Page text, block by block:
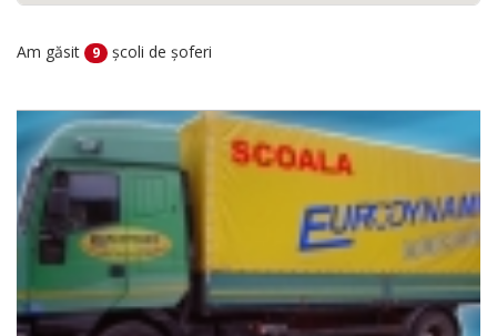
Am găsit 9 școli de șoferi